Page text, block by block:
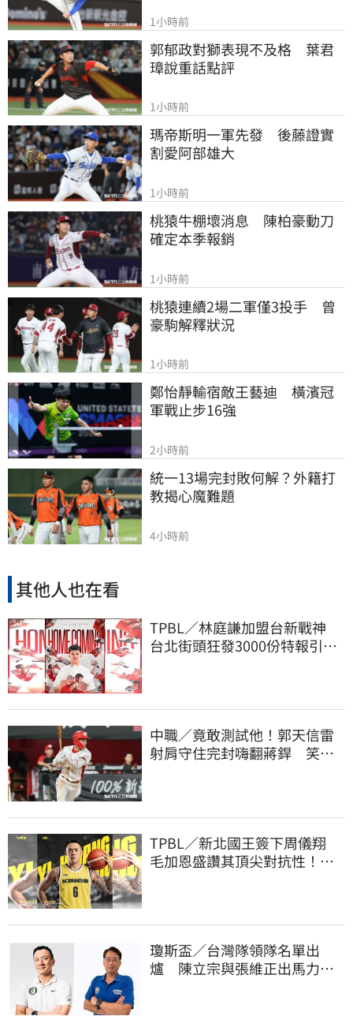
1小時前
郭郁政對獅表現不及格　葉君
璋說重話點評
1小時前
瑪帝斯明一軍先發　後藤證實
割愛阿部雄大
1小時前
桃猿牛棚壞消息　陳柏豪動刀
確定本季報銷
1小時前
桃猿連續2場二軍僅3投手　曾
豪駒解釋狀況
1小時前
鄭怡靜輸宿敵王藝迪　橫濱冠
軍戰止步16強
2小時前
統一13場完封敗何解？外籍打
教揭心魔難題
4小時前
其他人也在看
TPBL／林庭謙加盟台新戰神
台北街頭狂發3000份特報引爆
中職／竟敢測試他！郭天信雷
射肩守住完封嗨翻蔣銲 笑談
TPBL／新北國王簽下周儀翔
毛加恩盛讚其頂尖對抗性！盼
瓊斯盃／台灣隊領隊名單出
爐 陳立宗與張維正出馬力挺